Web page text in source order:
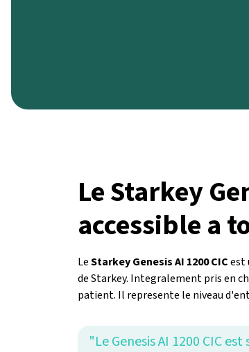
Le Starkey
accessible a
LeStarkey Genesis AI 1200 CICest
de Starkey. Integralement pris en
patient. Il represente le niveau
"Le Genesis AI 1200 CIC